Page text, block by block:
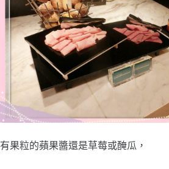
有果粒的蘋果醬還是草莓或醃瓜，